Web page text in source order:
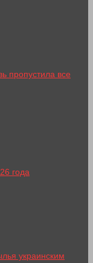
пропустила все
года
украинским